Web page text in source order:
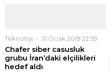
Teknoloji 31 Ocak 2019 22:59
Chafer siber casusluk
grubu İran’daki elçilikleri
hedef aldı